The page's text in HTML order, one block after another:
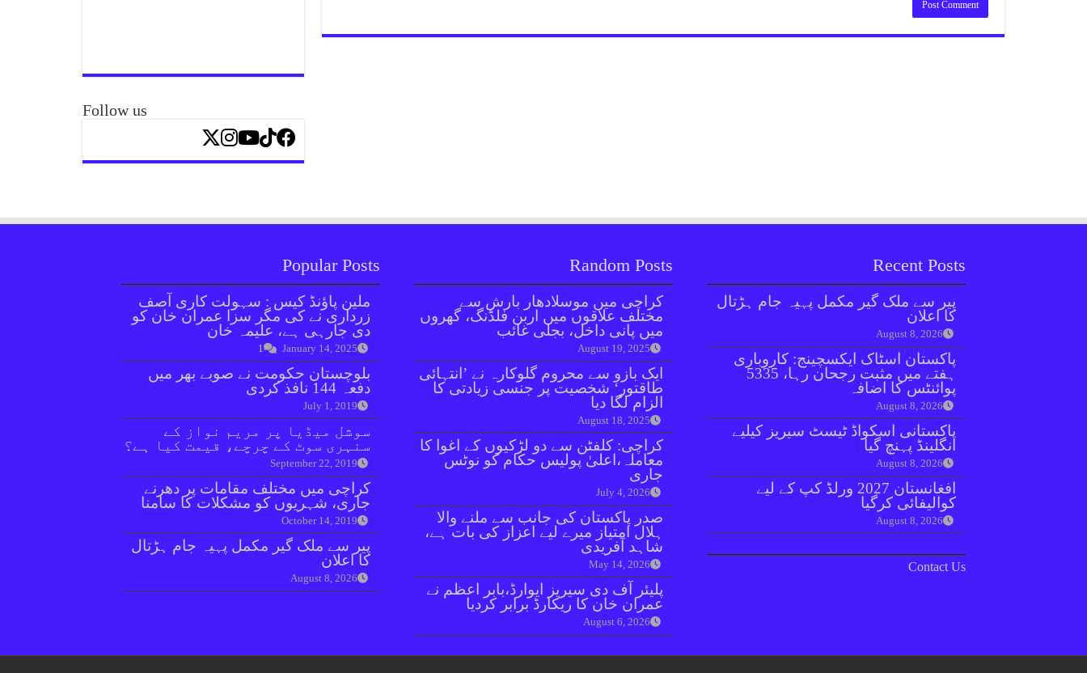
Follow us
Popular Posts
ملین پاؤنڈ کیس : سہولت کاری آصف
زرداری نے کی مگر سزا عمران خان کو
دی جارہی ہے، علیمہ خان
January 14, 2025
1
بلوچستان حکومت نے صوبے بھر میں
دفعہ 144 نافذ کردی
July 1, 2019
سوشل میڈیا پر مریم نواز کے
سنہری سوٹ کے چرچے، قیمت کیا ہے؟
September 22, 2019
کراچی میں مختلف مقامات پر دھرنے
جاری، شہریوں کو مشکلات کا سامنا
October 14, 2019
پیر سے ملک گیر مکمل پہیہ جام ہڑتال
کا اعلان
August 8, 2026
Random Posts
کراچی میں موسلادھار بارش سے
مختلف علاقوں میں اربن فلڈنگ، گھروں
میں پانی داخل، بجلی غائب
August 19, 2025
ایک بازو سے محروم گلوکارہ نے ’انتہائی
طاقتور‘ شخصیت پر جنسی زیادتی کا
الزام لگا دیا
August 18, 2025
کراچی: کلفٹن سے دو لڑکیوں کے اغوا کا
معاملہ،اعلیٰ پولیس حکام کو نوٹس
جاری
July 4, 2026
صدر پاکستان کی جانب سے ملنے والا
ہلال امتیاز میرے لیے اعزاز کی بات ہے،
شاہد آفریدی
May 14, 2026
پلیئر آف دی سیریز ایوارڈ،بابر اعظم نے
عمران خان کا ریکارڈ برابر کردیا
August 6, 2026
Recent Posts
پیر سے ملک گیر مکمل پہیہ جام ہڑتال
کا اعلان
August 8, 2026
پاکستان اسٹاک ایکسچینج: کاروباری
ہفتے میں مثبت رجحان رہا، 5335
پوائنٹس کا اضافہ
August 8, 2026
پاکستانی اسکواڈ ٹیسٹ سیریز کیلیے
انگلینڈ پہنچ گیا
August 8, 2026
افغانستان 2027 ورلڈ کپ کے لیے
کوالیفائی کرگیا
August 8, 2026
Contact Us